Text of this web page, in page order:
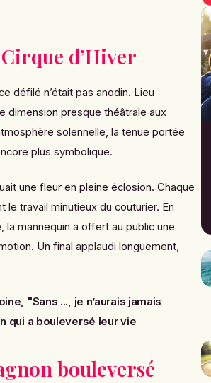
d’Hiver
défilé n’était pas anodin. Lieu
dimension presque théâtrale aux
solennelle, la tenue portée
plus symbolique.
une fleur en pleine éclosion. Chaque
le travail minutieux du couturier. En
mannequin a offert au public une
Un final applaudi longuement,
"Sans ..., je n’aurais jamais
qui a bouleversé leur vie
bouleversé